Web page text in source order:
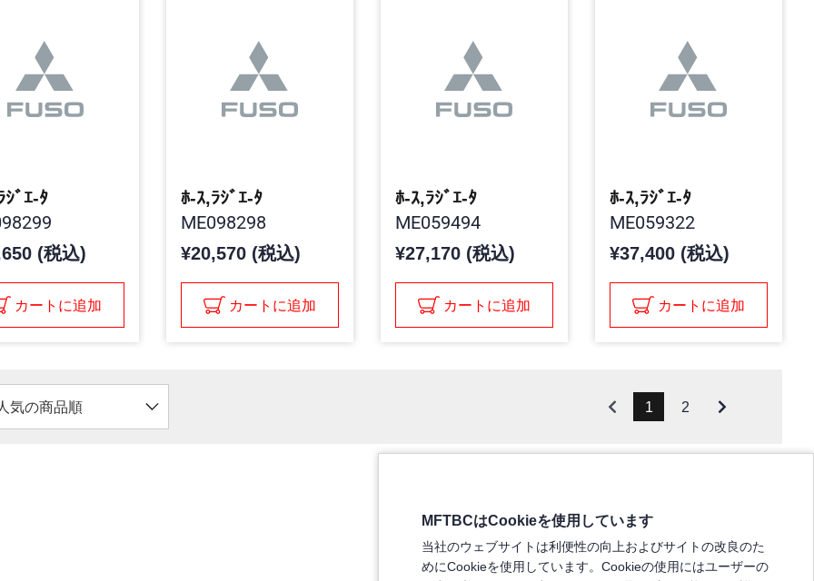
ｼﾞｴ-ﾀ
(税込)
カートに追加
ﾎ-ｽ,ﾗｼﾞｴ-ﾀ
ME098298
¥20,570 (税込)
カートに追加
ﾎ-ｽ,ﾗｼﾞｴ-ﾀ
ME059494
¥27,170 (税込)
カートに追加
ﾎ-ｽ,ﾗｼﾞｴ-ﾀ
ME059322
¥37,400 (税込)
カートに追加
人気の商品順 1 2
MFTBCはCookieを使用しています
当社のウェブサイトは利便性の向上およびサイトの改良のた
めにCookieを使用しています。Cookieの使用にはユーザーの